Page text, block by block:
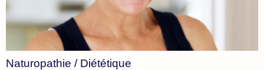
Naturopathie / Diététique